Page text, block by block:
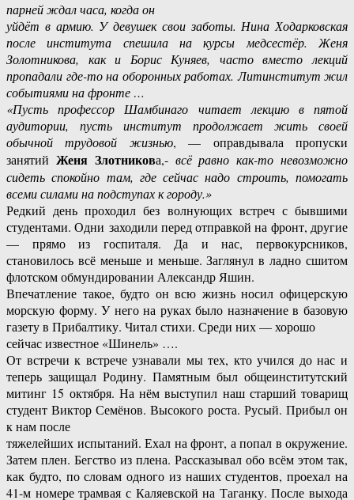
парней ждал часа, когда он
уйдёт в армию. У девушек свои заботы. Нина Ходарковская
после института спешила на курсы медсестёр. Женя
Золотникова, как и Борис Куняев, часто вместо лекций
пропадали где-то на оборонных работах. Литинститут жил
событиями на фронте …
«Пусть профессор Шамбинаго читает лекцию в пятой
аудитории, пусть институт продолжает жить своей
обычной трудовой жизнью, — оправдывала пропуски
занятий Женя Злотникова,- всё равно как-то невозможно
сидеть спокойно там, где сейчас надо строить, помогать
всеми силами на подступах к городу.»
Редкий день проходил без волнующих встреч с бывшими
студентами. Одни заходили перед отправкой на фронт, другие
— прямо из госпиталя. Да и нас, первокурсников,
становилось всё меньше и меньше. Заглянул в ладно сшитом
флотском обмундировании Александр Яшин.
Впечатление такое, будто он всю жизнь носил офицерскую
морскую форму. У него на руках было назначение в базовую
газету в Прибалтику. Читал стихи. Среди них — хорошо
сейчас известное «Шинель» ….
От встречи к встрече узнавали мы тех, кто учился до нас и
теперь защищал Родину. Памятным был общеинститутский
митинг 15 октября. На нём выступил наш старший товарищ
студент Виктор Семёнов. Высокого роста. Русый. Прибыл он
к нам после
тяжелейших испытаний. Ехал на фронт, а попал в окружение.
Затем плен. Бегство из плена. Рассказывал обо всём этом так,
как будто, по словам одного из наших студентов, проехал на
41-м номере трамвая с Каляевской на Таганку. После выхода